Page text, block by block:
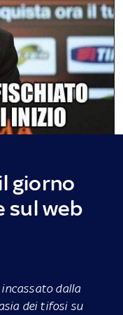
giorno
sul web
dalla
dei tifosi su